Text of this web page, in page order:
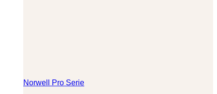
Norwell Pro Serie